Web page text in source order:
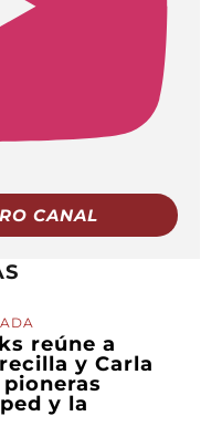
CANAL
reúne a
y Carla
y la